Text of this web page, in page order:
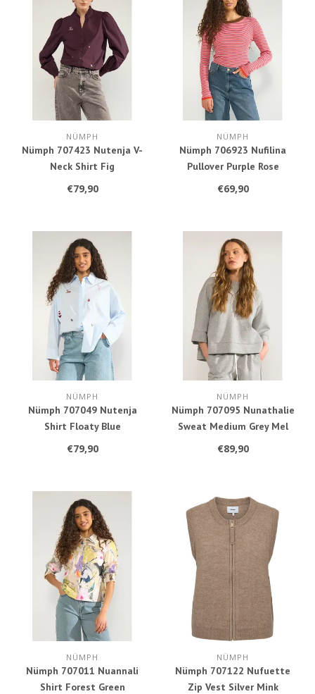
NÜMPH
Nümph 707423 Nutenja V-
Neck Shirt Fig
€79,90
NÜMPH
Nümph 706923 Nufilina
Pullover Purple Rose
€69,90
NÜMPH
Nümph 707049 Nutenja
Shirt Floaty Blue
€79,90
NÜMPH
Nümph 707095 Nunathalie
Sweat Medium Grey Mel
€89,90
NÜMPH
Nümph 707011 Nuannali
Shirt Forest Green
NÜMPH
Nümph 707122 Nufuette
Zip Vest Silver Mink